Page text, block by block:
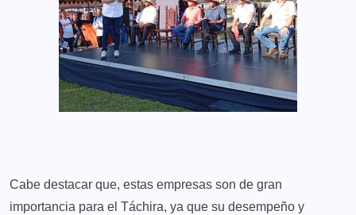
Cabe destacar que, estas empresas son de gran
importancia para el Táchira, ya que su desempeño y